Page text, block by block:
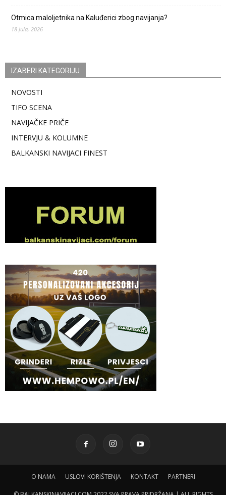
Otmica maloljetnika na Kaluđerici zbog navijanja?
18 Jula, 2026
IZABERI KATEGORIJU
NOVOSTI
TIFO SCENA
NAVIJAČKE PRIČE
INTERVJU & KOLUMNE
BALKANSKI NAVIJACI FINEST
O NAMA USLOVI KORIŠTENJA KONTAKT PARTNERI